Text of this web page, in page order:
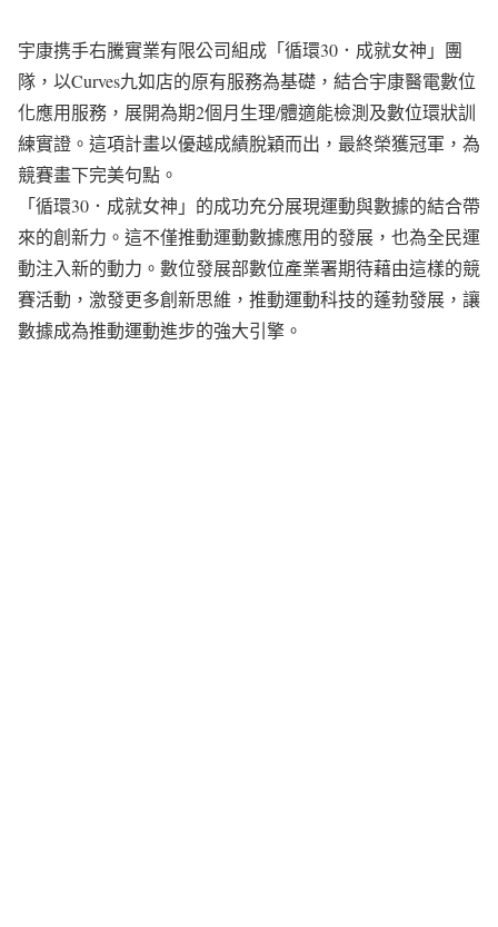
宇康携手右騰實業有限公司組成「循環30．成就女神」團
隊，以Curves九如店的原有服務為基礎，結合宇康醫電數位
化應用服務，展開為期2個月生理/體適能檢測及數位環狀訓
練實證。這項計畫以優越成績脫穎而出，最終榮獲冠軍，為
競賽畫下完美句點。
「循環30．成就女神」的成功充分展現運動與數據的結合帶
來的創新力。這不僅推動運動數據應用的發展，也為全民運
動注入新的動力。數位發展部數位產業署期待藉由這樣的競
賽活動，激發更多創新思維，推動運動科技的蓬勃發展，讓
數據成為推動運動進步的強大引擎。